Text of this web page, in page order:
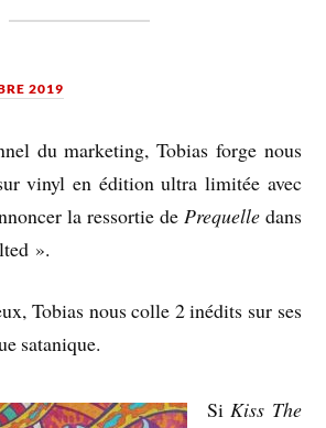
2019
du marketing, Tobias forge nous
vinyl en édition ultra limitée avec
la ressortie de Prequelle dans
».
Tobias nous colle 2 inédits sur ses
satanique.
SiKiss The